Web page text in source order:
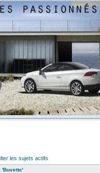
les sujets actifs
'Buvette'